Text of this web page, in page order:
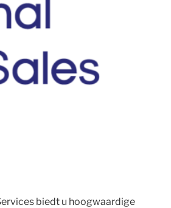
biedt u hoogwaardige